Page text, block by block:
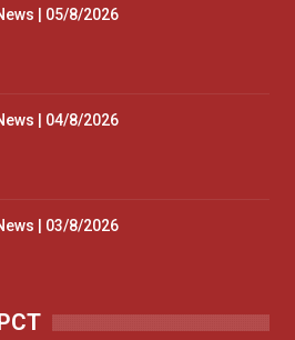
| 05/8/2026
| 04/8/2026
| 03/8/2026